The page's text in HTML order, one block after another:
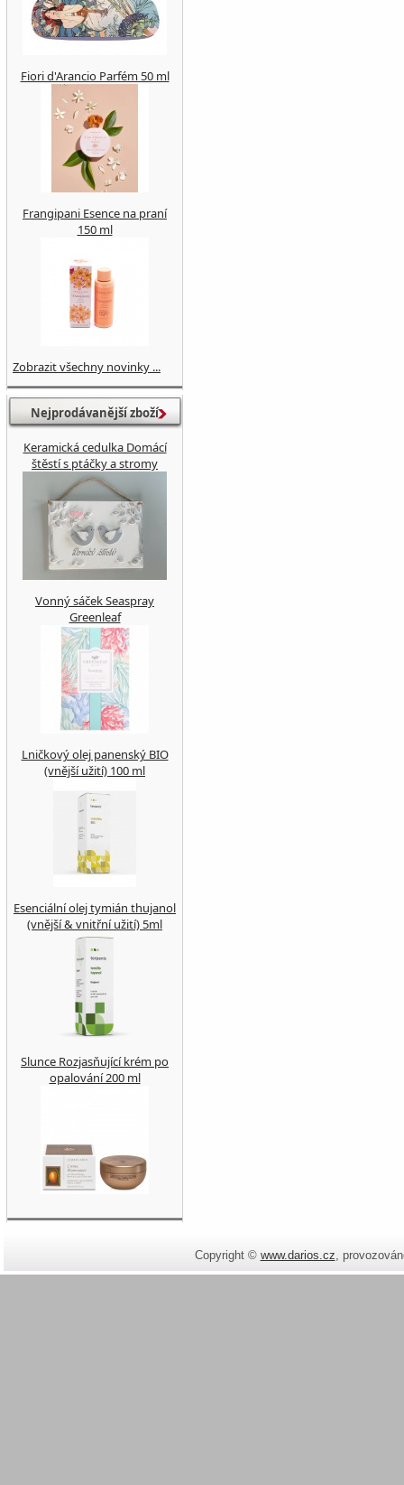
Fiori d'Arancio Parfém 50 ml
Frangipani Esence na praní
150 ml
Zobrazit všechny novinky ...
Nejprodávanější zboží
Keramická cedulka Domácí
štěstí s ptáčky a stromy
Vonný sáček Seaspray
Greenleaf
Lničkový olej panenský BIO
(vnější užití) 100 ml
Esenciální olej tymián thujanol
(vnější & vnitřní užití) 5ml
Slunce Rozjasňující krém po
opalování 200 ml
Copyright © www.darios.cz,